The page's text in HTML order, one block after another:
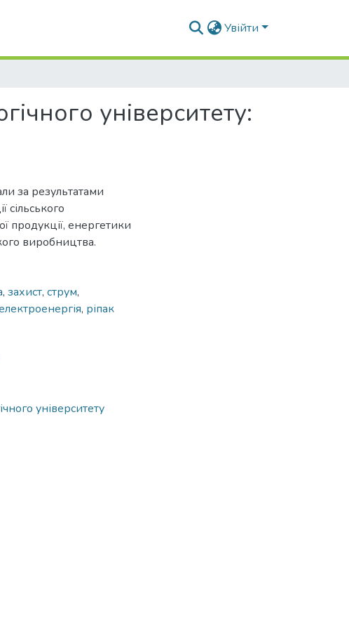
Увійти
університету:
за результатами
сільського
продукції, енергетики
виробництва.
, захист, струм,
, ріпак
університету